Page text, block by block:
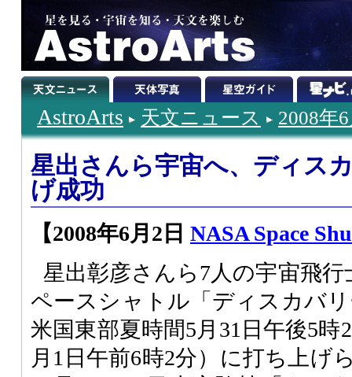
AstroArts 天文ニュース 2008年
星出さんら宇宙へ、ディス
げ成功
【2008年6月2日 NASA Space
星出彰彦さんら7人の宇宙飛行
ペースシャトル「ディスカバリ
米国東部夏時間5月31日午後5時
月1日午前6時2分）に打ち上げ